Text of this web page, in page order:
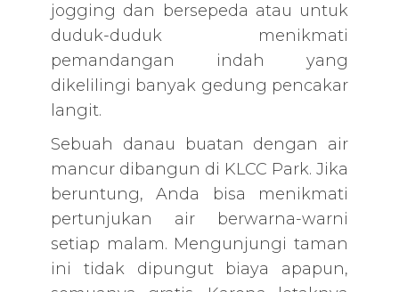
jogging dan bersepeda atau untuk
duduk-duduk menikmati
pemandangan indah yang
dikelilingi banyak gedung pencakar
langit.
Sebuah danau buatan dengan air
mancur dibangun di KLCC Park. Jika
beruntung, Anda bisa menikmati
pertunjukan air berwarna-warni
setiap malam. Mengunjungi taman
ini tidak dipungut biaya apapun,